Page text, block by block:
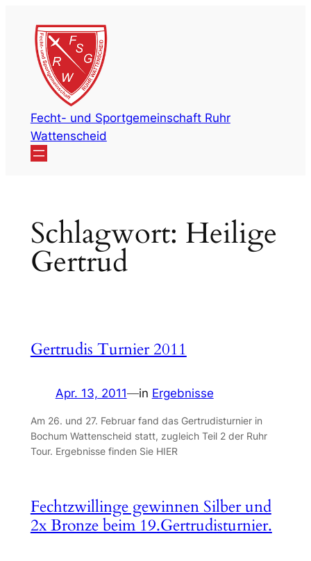
Inhalt
springen
Fecht- und Sportgemeinschaft Ruhr
Wattenscheid
Schlagwort: Heilige
Gertrud
Gertrudis Turnier 2011
Apr. 13, 2011—in Ergebnisse
Am 26. und 27. Februar fand das Gertrudisturnier in
Bochum Wattenscheid statt, zugleich Teil 2 der Ruhr
Tour. Ergebnisse finden Sie HIER
Fechtzwillinge gewinnen Silber und
2x Bronze beim 19.Gertrudisturnier.